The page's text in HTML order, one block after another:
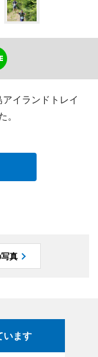
イランドトレイ
真
います